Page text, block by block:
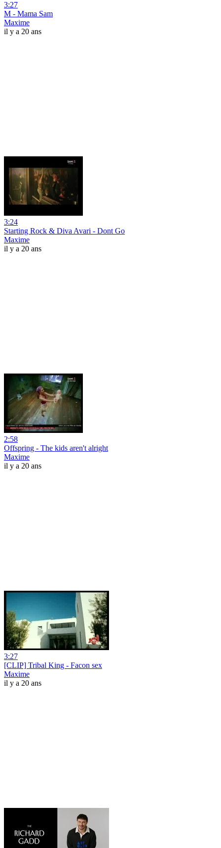
3:27
M - Mama Sam
Maxime
il y a 20 ans
3:24
Starting Rock & Diva Avari - Dont Go
Maxime
il y a 20 ans
2:58
Offspring - The kids aren't alright
Maxime
il y a 20 ans
3:27
[CLIP] Tribal King - Facon sex
Maxime
il y a 20 ans